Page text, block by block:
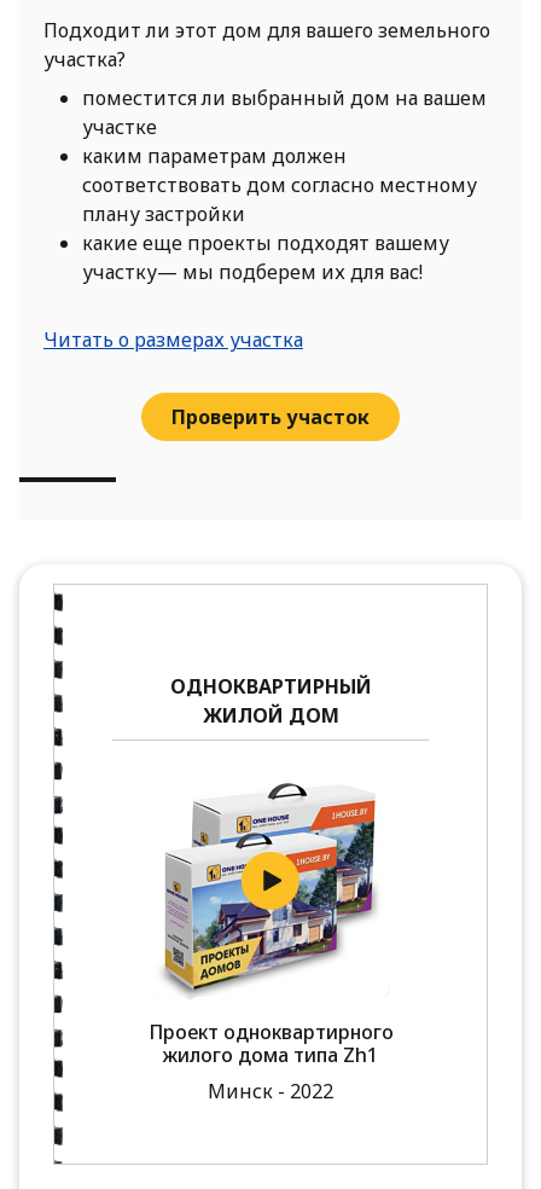
Подходит ли этот дом для вашего земельного
участка?
поместится ли выбранный дом на вашем
участке
каким параметрам должен
соответствовать дом согласно местному
плану застройки
какие еще проекты подходят вашему
участку— мы подберем их для вас!
Читать о размерах участка
Проверить участок
ОДНОКВАРТИРНЫЙ
ЖИЛОЙ ДОМ
Проект одноквартирного
жилого дома типа Zh1
Минск - 2022